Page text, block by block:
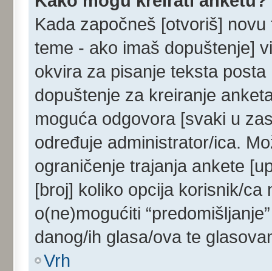
Kada započneš [otvoriš]
teme - ako imaš dopuštenje]
okvira za pisanje teksta
dopuštenje za kreiranje
moguća odgovora [svaki u
određuje administrator/ica.
ograničenje trajanja ankete
[broj] koliko opcija korisnik/ca
o(ne)mogućiti
danog/ih glasa/ova te
Vrh